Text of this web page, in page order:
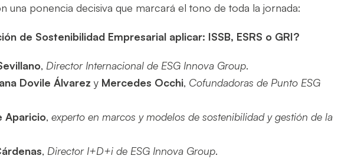
una ponencia decisiva que marcará el tono de toda la jornada:
de Sostenibilidad Empresarial aplicar: ISSB, ESRS o GRI?
, Director Internacional de ESG Innova Group.
Dovile Álvarez y Mercedes Occhi, Cofundadoras de Punto ESG
Aparicio,experto en marcos y modelos de sostenibilidad y gestión de la
, Director I+D+i de ESG Innova Group.